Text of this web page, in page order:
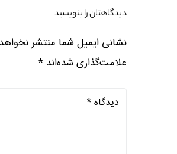
دیدگاهتان را بنویسید
نشانی ایمیل شما منتشر
علامت‌گذاری شده‌اند *